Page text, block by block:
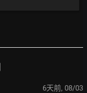
6天前, 08/03